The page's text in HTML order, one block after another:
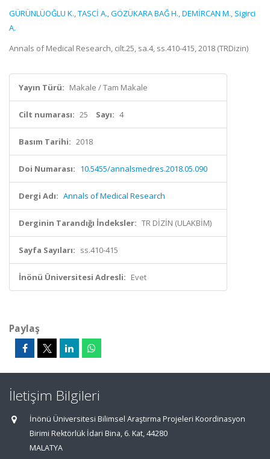
GÜRÜNLÜOĞLU K.,TASCİ A.,GÖZÜKARA BAĞ H.,DEMİRCAN M., Sigirci
A.
Annals of Medical Research, cilt.25, sa.4, ss.410-415, 2018 (TRDizin)
Yayın Türü: Makale / Tam Makale
Cilt numarası: 25 Sayı: 4
Basım Tarihi: 2018
Doi Numarası: 10.5455/annalsmedres.2018.05.090
Dergi Adı: Annals of Medical Research
Derginin Tarandığı İndeksler: TR DİZİN (ULAKBİM)
Sayfa Sayıları: ss.410-415
İnönü Üniversitesi Adresli: Evet
Paylaş
İletişim Bilgileri
İnönü Üniversitesi Bilimsel Araştırma Projeleri Koordinasyon
Birimi Rektörlük İdari Bina, 6. Kat, 44280
MALATYA